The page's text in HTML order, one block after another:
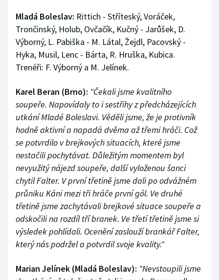
Mladá Boleslav: Rittich - Stříteský, Voráček,
Trončinský, Holub, Ovčačík, Kučný - Jarůšek, D.
Výborný, L. Pabiška - M. Látal, Žejdl, Pacovský -
Hyka, Musil, Lenc - Bárta, R. Hruška, Kubica.
Trenéři: F. Výborný a M. Jelínek.
Karel Beran (Brno): "Čekali jsme kvalitního
soupeře. Napovídaly to i sestřihy z předcházejících
utkání Mladé Boleslavi. Věděli jsme, že je protivník
hodně aktivní a napadá dvěma až třemi hráči. Což
se potvrdilo v brejkových situacích, které jsme
nestačili pochytávat. Důležitým momentem byl
nevyužitý nájezd soupeře, další vyloženou šanci
chytil Falter. V první třetině jsme dali po odvážném
průniku Káni mezi tři hráče první gól. Ve druhé
třetině jsme zachytávali brejkové situace soupeře a
odskočili na rozdíl tří branek. Ve třetí třetině jsme si
výsledek pohlídali. Ocenění zaslouží brankář Falter,
který nás podržel a potvrdil svoje kvality."
Marian Jelínek (Mladá Boleslav): "Nevstoupili jsme